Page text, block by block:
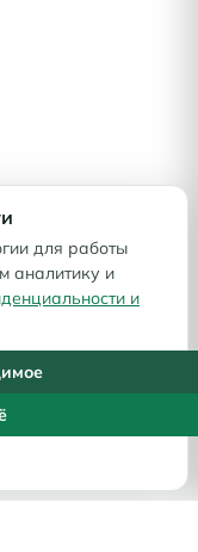
для работы
аналитику и
и